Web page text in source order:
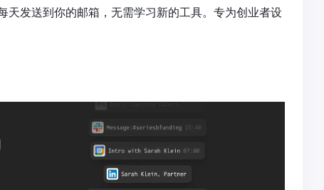
天发送到你的邮箱，无需学习新的工具。专为创业者设